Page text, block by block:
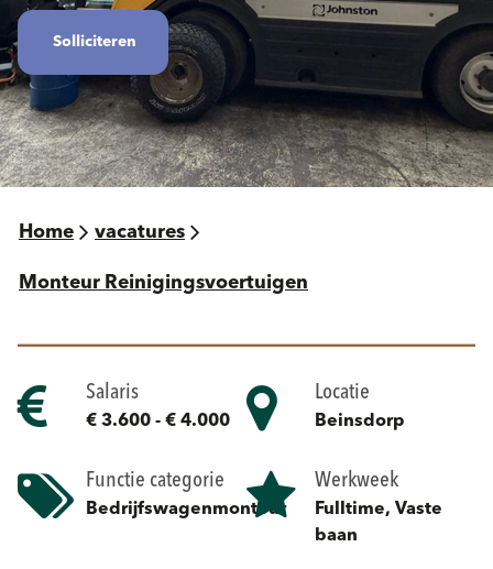
Solliciteren
Home vacatures
Monteur Reinigingsvoertuigen
Salaris
€ 3.600 - € 4.000
Locatie
Beinsdorp
Functie categorie
Bedrijfswagenmonteur
Werkweek
Fulltime, Vaste
baan